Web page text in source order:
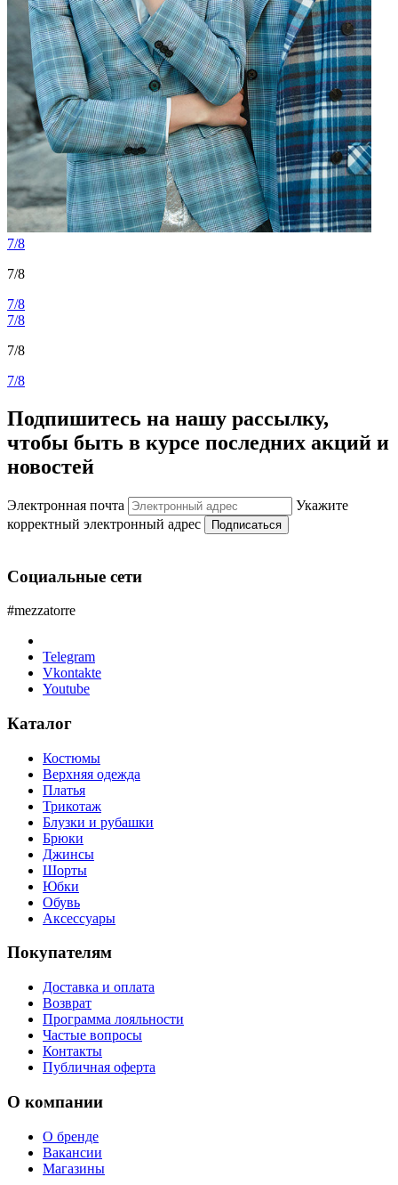
7/8
7/8
7/8
7/8
7/8
7/8
Подпишитесь на нашу рассылку,
чтобы быть в курсе последних акций и
новостей
Электронная почта
Укажите
корректный электронный адрес
Подписаться
Социальные сети
#mezzatorre
Telegram
Vkontakte
Youtube
Каталог
Костюмы
Верхняя одежда
Платья
Трикотаж
Блузки и рубашки
Брюки
Джинсы
Шорты
Юбки
Обувь
Аксессуары
Покупателям
Доставка и оплата
Возврат
Программа лояльности
Частые вопросы
Контакты
Публичная оферта
О компании
О бренде
Вакансии
Магазины